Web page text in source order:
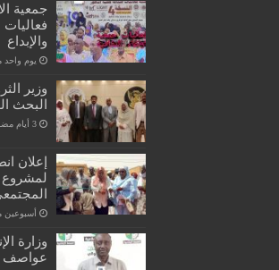
جمعية
فعاليات
والإبداع
‏يوم
وزير
البحث
‏3 أيام مضت
إعلان
لمشروع
وزارة
عواصف